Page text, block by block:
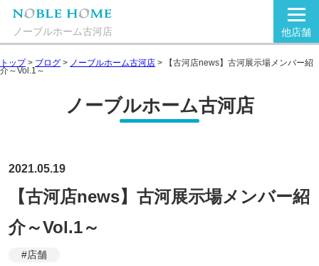
ノーブルホーム古河店 他店舗
トップ> ブログ > ノーブルホーム古河店 > 【古河店news】古河展示場メンバー紹
介～Vol.1～
ノーブルホーム古河店
2021.05.19
【古河店news】古河展示場メンバー紹
介～Vol.1～
#店舗